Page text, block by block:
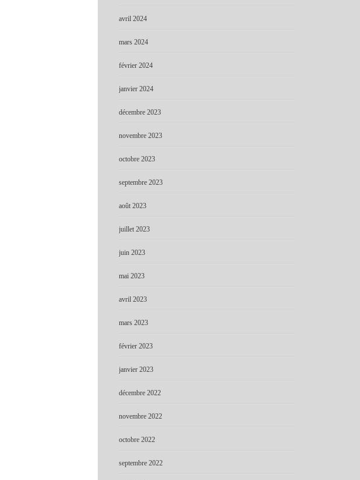
avril 2024
mars 2024
février 2024
janvier 2024
décembre 2023
novembre 2023
octobre 2023
septembre 2023
août 2023
juillet 2023
juin 2023
mai 2023
avril 2023
mars 2023
février 2023
janvier 2023
décembre 2022
novembre 2022
octobre 2022
septembre 2022